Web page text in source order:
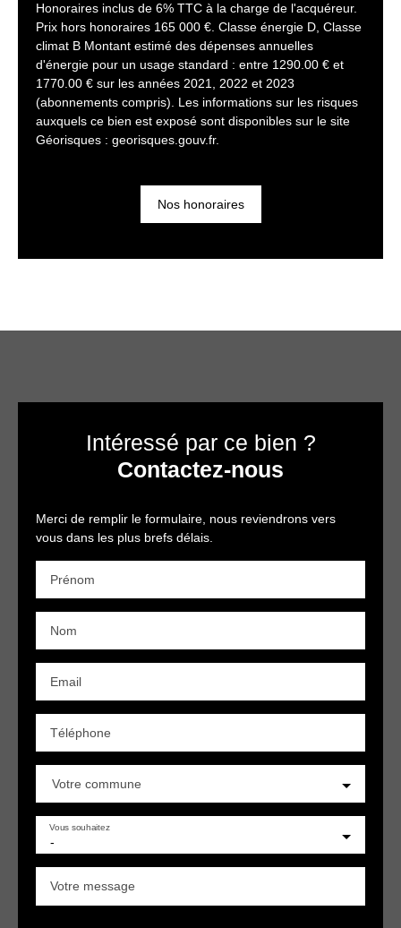
Honoraires inclus de 6% TTC à la charge de l'acquéreur.
Prix hors honoraires 165 000 €. Classe énergie D, Classe
climat B Montant estimé des dépenses annuelles
d'énergie pour un usage standard : entre 1290.00 € et
1770.00 € sur les années 2021, 2022 et 2023
(abonnements compris). Les informations sur les risques
auxquels ce bien est exposé sont disponibles sur le site
Géorisques : georisques.gouv.fr.
Nos honoraires
Intéressé par ce bien ?
Contactez-nous
Merci de remplir le formulaire, nous reviendrons vers
vous dans les plus brefs délais.
Prénom
Nom
Email
Téléphone
Votre commune
-
Vous souhaitez
Votre message